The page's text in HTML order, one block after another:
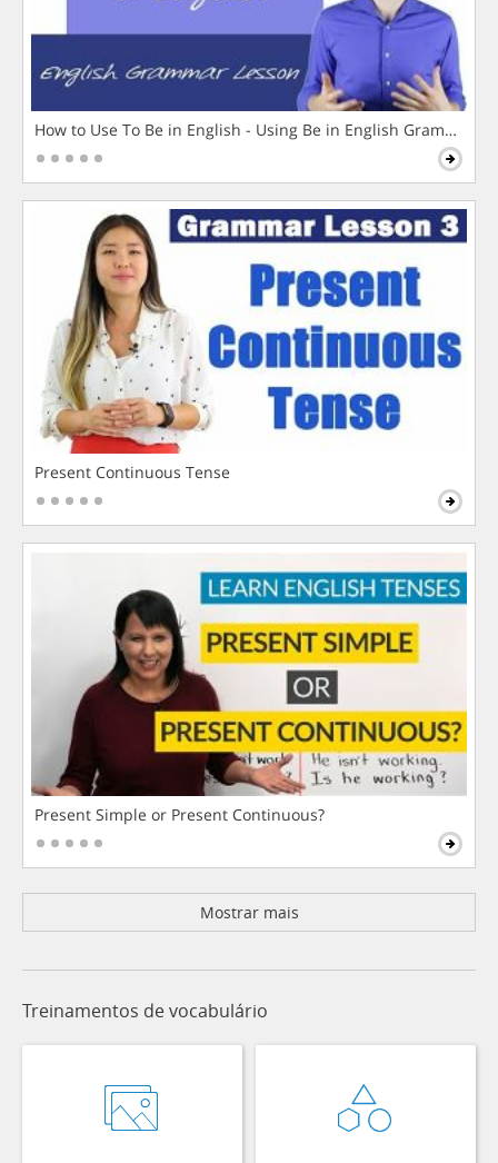
How to Use To Be in English - Using Be in English Grammar
Present Continuous Tense
Present Simple or Present Continuous?
Mostrar mais
Treinamentos de vocabulário